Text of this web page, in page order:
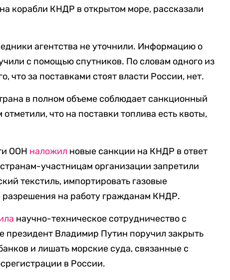
корабли КНДР в открытом море, рассказали
агентства не уточнили. Информацию о
с помощью спутников. По словам одного из
что за поставками стоят власти России, нет.
в полном объеме соблюдает санкционный
что на поставки топлива есть квоты,
ООН наложил новые санкции на КНДР в ответ
участницам организации запретили
текстиль, импортировать газовые
на работу гражданам КНДР.
научно-техническое сотрудничество с
Владимир Путин поручил закрыть
и лишать морские суда, связанные с
в России.